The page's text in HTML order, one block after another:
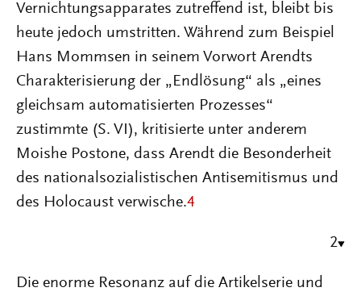
Vernichtungsapparates zutreffend ist, bleibt bis
heute jedoch umstritten. Während zum Beispiel
Hans Mommsen in seinem Vorwort Arendts
Charakterisierung der „Endlösung“ als „eines
gleichsam automatisierten Prozesses“
zustimmte (S. VI), kritisierte unter anderem
Moishe Postone, dass Arendt die Besonderheit
des nationalsozialistischen Antisemitismus und
des Holocaust verwische.4
2
Die enorme Resonanz auf die Artikelserie und